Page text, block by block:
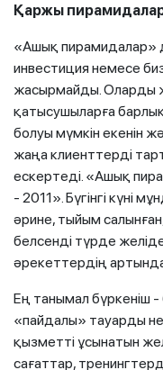
Қаржы
«Ашық пирамидалар»
инвестиция немесе
жасырмайды. Оларды
қатысушыларға
болуы мүмкін екенін
жаңа клиенттерді
ескертеді. «Ашық
- 2011». Бүгінгі күні
әрине, тыйым
белсенді түрде
әрекеттердің
Ең танымал бүркеніш
«пайдалы» тауарды
қызметті ұсынатын
сағаттар,